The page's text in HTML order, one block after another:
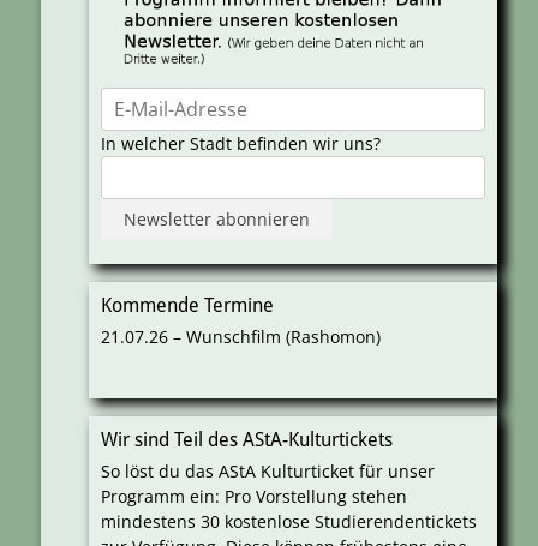
In welcher Stadt befinden wir uns?
Kommende Termine
21.07.26 – Wunschfilm (Rashomon)
Wir sind Teil des AStA-Kulturtickets
So löst du das AStA Kulturticket für unser
Programm ein: Pro Vorstellung stehen
mindestens 30 kostenlose Studierendentickets